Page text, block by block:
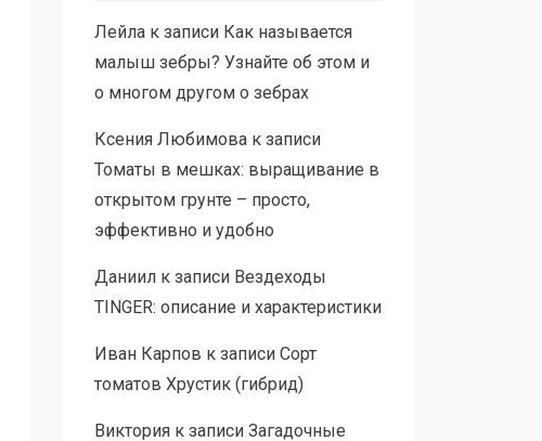
Лейлак записи Как называется
малыш зебры? Узнайте об этом и
о многом другом о зебрах
Ксения Любимовак записи
Томаты в мешках: выращивание в
открытом грунте – просто,
эффективно и удобно
Даниилк записи Вездеходы
TINGER: описание и характеристики
Иван Карпов к записи Сорт
томатов Хрустик (гибрид)
Викторияк записи Загадочные